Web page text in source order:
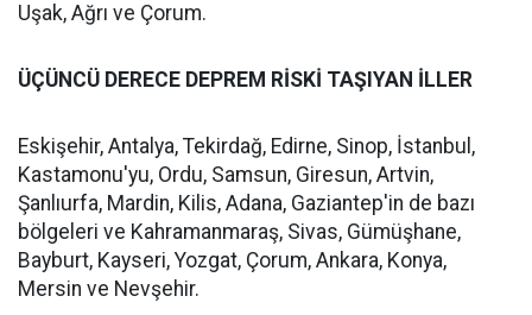
Uşak, Ağrı ve Çorum.
ÜÇÜNCÜ DERECE DEPREM RİSKİ TAŞIYAN İLLER
Eskişehir, Antalya, Tekirdağ, Edirne, Sinop, İstanbul,
Kastamonu'yu, Ordu, Samsun, Giresun, Artvin,
Şanlıurfa, Mardin, Kilis, Adana, Gaziantep'in de bazı
bölgeleri ve Kahramanmaraş, Sivas, Gümüşhane,
Bayburt, Kayseri, Yozgat, Çorum, Ankara, Konya,
Mersin ve Nevşehir.